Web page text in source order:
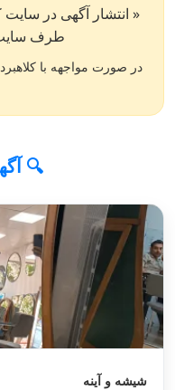
طرف سایت کار۵۰
در صورت مواجهه با
🔍
شیشه و آینه